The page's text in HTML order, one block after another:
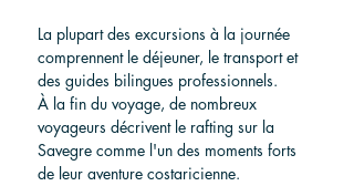
La plupart des excursions à la journée
comprennent le déjeuner, le transport et
des guides bilingues professionnels.
À la fin du voyage, de nombreux
voyageurs décrivent le rafting sur la
Savegre comme l'un des moments forts
de leur aventure costaricienne.